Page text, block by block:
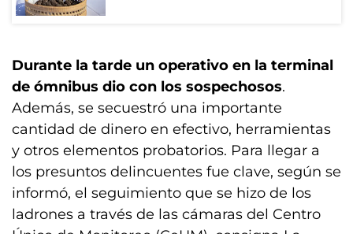
Durante la tarde un operativo en la terminal
de ómnibus dio con los sospechosos.
Además, se secuestró una importante
cantidad de dinero en efectivo, herramientas
y otros elementos probatorios. Para llegar a
los presuntos delincuentes fue clave, según se
informó, el seguimiento que se hizo de los
ladrones a través de las cámaras del Centro